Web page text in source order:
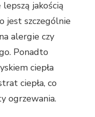
lepszą jakością
jest szczególnie
alergie czy
Ponadto
ciepła
ciepła, co
ogrzewania.